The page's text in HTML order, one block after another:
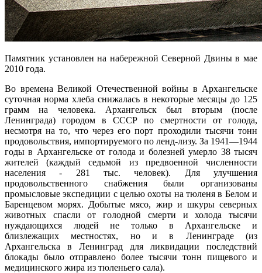
Памятник установлен на набережной Северной Двины в мае
2010 года.
Во времена Великой Отечественной войны в Архангельске
суточная норма хлеба снижалась в некоторые месяцы до 125
грамм на человека. Архангельск был вторым (после
Ленинграда) городом в СССР по смертности от голода,
несмотря на то, что через его порт проходили тысячи тонн
продовольствия, импортируемого по ленд-лизу. За 1941—1944
годы в Архангельске от голода и болезней умерло 38 тысяч
жителей (каждый седьмой из предвоенной численности
населения - 281 тыс. человек). Для улучшения
продовольственного снабжения были организованы
промысловые экспедиции с целью охоты на тюленя в Белом и
Баренцевом морях. Добытые мясо, жир и шкуры северных
животных спасли от голодной смерти и холода тысячи
нуждающихся людей не только в Архангельске и
близлежащих местностях, но и в Ленинграде (из
Архангельска в Ленинград для ликвидации последствий
блокады было отправлено более тысячи тонн пищевого и
медицинского жира из тюленьего сала).